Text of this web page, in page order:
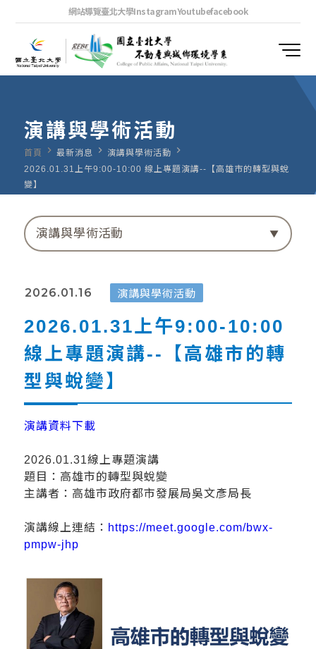
網站導覽臺北大學InstagramYoutubefacebook
演講與學術活動
首頁 navigate_next 最新消息 navigate_next 演講與學術活動 navigate_next
2026.01.31上午9:00-10:00 線上專題演講--【高雄市的轉型與蛻
變】
演講與學術活動
2026.01.16 演講與學術活動
2026.01.31上午9:00-10:00
線上專題演講--【高雄市的轉
型與蛻變】
演講資料下載
2026.01.31線上專題演講
題目：高雄市的轉型與蛻變
主講者：高雄市政府都市發展局吳文彥局長
演講線上連結： https://meet.google.com/bwx-
pmpw-jhp